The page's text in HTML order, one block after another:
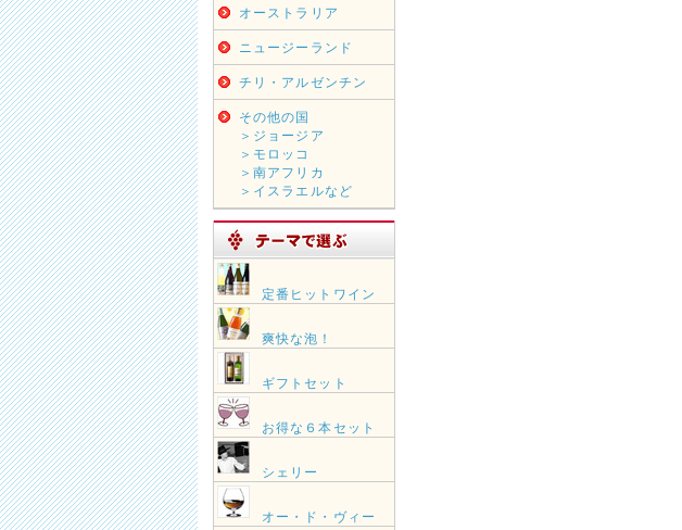
オーストラリア
ニュージーランド
チリ・アルゼンチン
その他の国
＞ジョージア
＞モロッコ
＞南アフリカ
＞イスラエルなど
定番ヒットワイン
爽快な泡！
ギフトセット
お得な６本セット
シェリー
オー・ド・ヴィー